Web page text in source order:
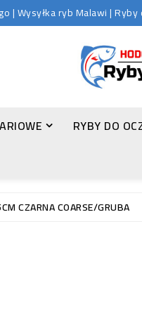
| Wysyłka ryb Malawi |
RYBY DO
CZARNA COARSE/GRUBA